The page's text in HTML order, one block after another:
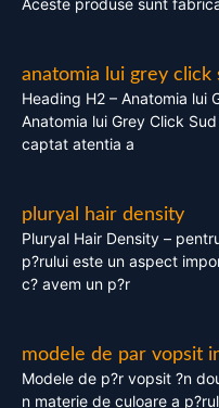
Aceste produse sunt
anatomia lui grey click
Heading H2 – Anatomia lui
Anatomia lui Grey Click
captat atentia a
pluryal hair density
Pluryal Hair Density –
p?rului este un aspect
c? avem un p?r
modele de par vopsit
Modele de p?r vopsit ?n
n materie de culoare a